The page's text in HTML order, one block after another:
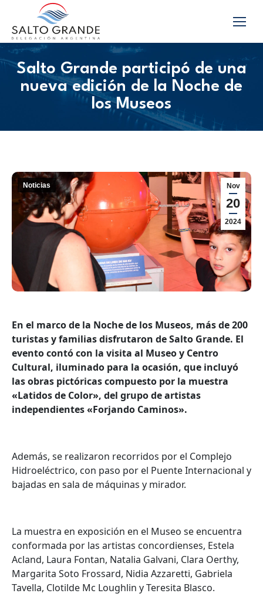
Salto Grande participó de una
nueva edición de la Noche de
los Museos
Nov
20
2024
Noticias
En el marco de la Noche de los Museos, más de 200
turistas y familias disfrutaron de Salto Grande. El
evento contó con la visita al Museo y Centro
Cultural, iluminado para la ocasión, que incluyó
las obras pictóricas compuesto por la muestra
«Latidos de Color», del grupo de artistas
independientes «Forjando Caminos».
Además, se realizaron recorridos por el Complejo
Hidroeléctrico, con paso por el Puente Internacional y
bajadas en sala de máquinas y mirador.
La muestra en exposición en el Museo se encuentra
conformada por las artistas concordienses, Estela
Acland, Laura Fontan, Natalia Galvani, Clara Oerthy,
Margarita Soto Frossard, Nidia Azzaretti, Gabriela
Tavella, Clotilde Mc Loughlin y Teresita Blasco.